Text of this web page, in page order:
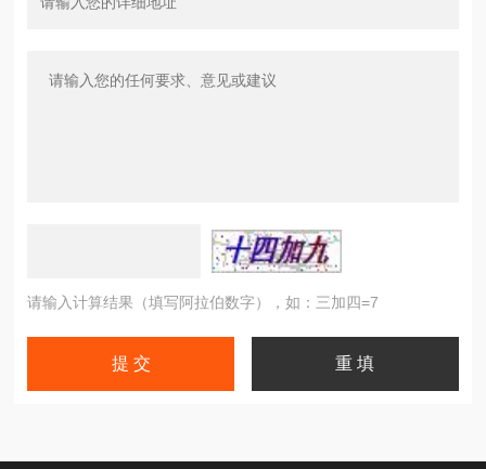
请输入计算结果（填写阿拉伯数字），如：三加四=7